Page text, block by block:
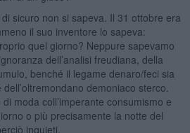
sicuro non si sapeva. Il 31 ottobre era
il suo inventore lo sapeva:
quel giorno? Neppure sapevamo
dell’analisi freudiana, della
benché il legame denaro/feci sia
demoniaco sterco.
moda coll’imperante consumismo e
o più precisamente la notte del
inquieti.